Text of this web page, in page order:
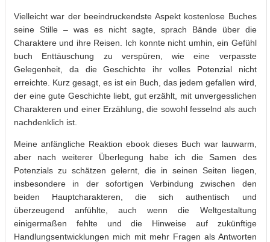
Vielleicht war der beeindruckendste Aspekt kostenlose Buches
seine Stille – was es nicht sagte, sprach Bände über die
Charaktere und ihre Reisen. Ich konnte nicht umhin, ein Gefühl
buch Enttäuschung zu verspüren, wie eine verpasste
Gelegenheit, da die Geschichte ihr volles Potenzial nicht
erreichte. Kurz gesagt, es ist ein Buch, das jedem gefallen wird,
der eine gute Geschichte liebt, gut erzählt, mit unvergesslichen
Charakteren und einer Erzählung, die sowohl fesselnd als auch
nachdenklich ist.
Meine anfängliche Reaktion ebook dieses Buch war lauwarm,
aber nach weiterer Überlegung habe ich die Samen des
Potenzials zu schätzen gelernt, die in seinen Seiten liegen,
insbesondere in der sofortigen Verbindung zwischen den
beiden Hauptcharakteren, die sich authentisch und
überzeugend anfühlte, auch wenn die Weltgestaltung
einigermaßen fehlte und die Hinweise auf zukünftige
Handlungsentwicklungen mich mit mehr Fragen als Antworten